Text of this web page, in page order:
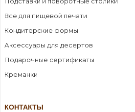
Все для пищевой печати
Кондитерские формы
Аксессуары для десертов
Подарочные сертификаты
Креманки
КОНТАКТЫ